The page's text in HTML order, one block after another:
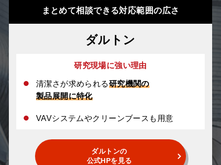
まとめて相談できる対応範囲の広さ
ダルトン
研究現場に強い理由
清潔さが求められる研究機関の
製品展開に特化
VAVシステムやクリーンブースも用意
ダルトンの
公式HPを見る